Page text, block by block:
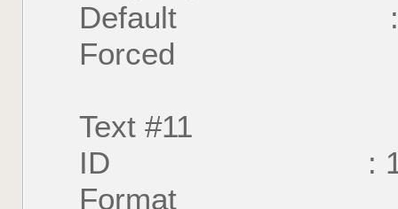
Default :
Forced :
Text #11
ID :
Format :